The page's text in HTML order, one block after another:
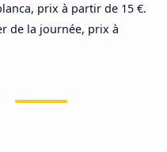
prix à partir de 15 €.
de la journée, prix à